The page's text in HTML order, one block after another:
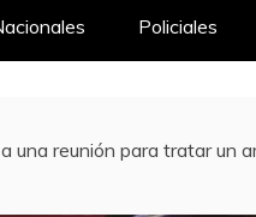
Policiales
una reunión para tratar un